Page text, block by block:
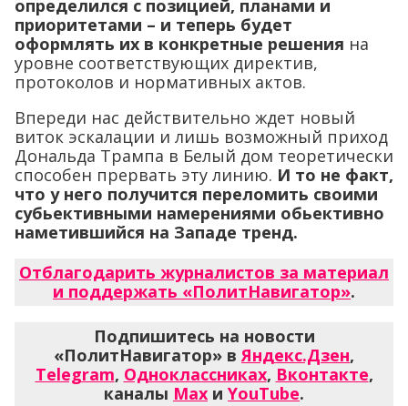
определился с позицией, планами и
приоритетами – и теперь будет
оформлять их в конкретные решения на
уровне соответствующих директив,
протоколов и нормативных актов.
Впереди нас действительно ждет новый
виток эскалации и лишь возможный приход
Дональда Трампа в Белый дом теоретически
способен прервать эту линию. И то не факт,
что у него получится переломить своими
субьективными намерениями обьективно
наметившийся на Западе тренд.
Отблагодарить журналистов за материал
и поддержать «ПолитНавигатор».
Подпишитесь на новости
«ПолитНавигатор» вЯндекс.Дзен,
Telegram, Одноклассниках, Вконтакте,
каналы Max и YouTube.